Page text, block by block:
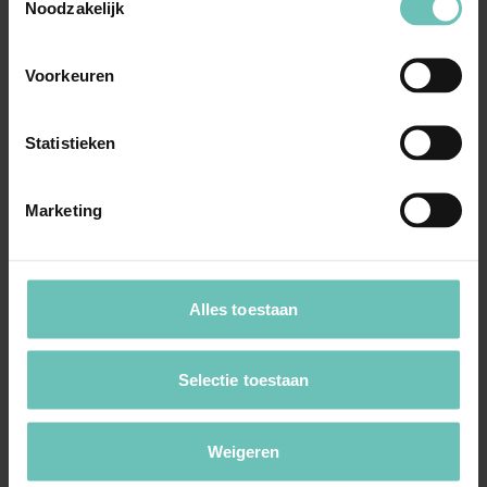
Noodzakelijk
Voorkeuren
Statistieken
Marketing
Alles toestaan
Selectie toestaan
Weigeren
18 OKTOBER 2015
Einde agentuur (1): Wat kunt u als handelsagent